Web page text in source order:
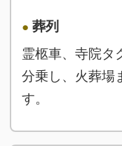
葬列
霊柩車、寺院タ
分乗し、火葬場
す。